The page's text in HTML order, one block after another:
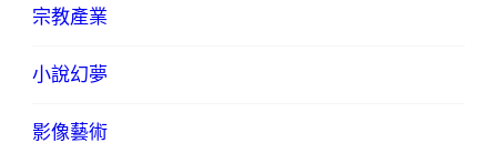
宗教產業
小說幻夢
影像藝術